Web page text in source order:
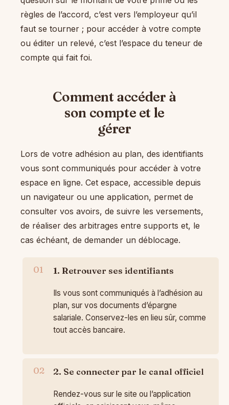
règles de l’accord, c’est vers l’employeur qu’il
faut se tourner ; pour accéder à votre compte
ou éditer un relevé, c’est l’espace du teneur de
compte qui fait foi.
Comment accéder à
son compte et le
gérer
Lors de votre adhésion au plan, des identifiants
vous sont communiqués pour accéder à votre
espace en ligne. Cet espace, accessible depuis
un navigateur ou une application, permet de
consulter vos avoirs, de suivre les versements,
de réaliser des arbitrages entre supports et, le
cas échéant, de demander un déblocage.
1. Retrouver ses identifiants
Ils vous sont communiqués à l’adhésion au
plan, sur vos documents d’épargne
salariale. Conservez-les en lieu sûr, comme
tout accès bancaire.
2. Se connecter par le canal officiel
Rendez-vous sur le site ou l’application